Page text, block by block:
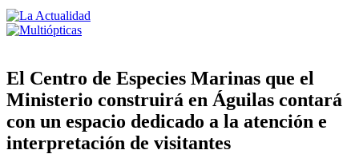
El Centro de Especies Marinas que el
Ministerio construirá en Águilas contará
con un espacio dedicado a la atención e
interpretación de visitantes